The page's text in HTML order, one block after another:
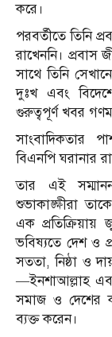
করে।
পরবর্তীতে তিনি
রাখেননি। প্রবাস
সাথে তিনি
দুঃখ এবং
গুরুত্বপূর্ণ খবর
সাংবাদিকতার
বিএনপি ঘরানার
তার এই
শুভাকাঙ্ক্ষীরা
এক
ভবিষ্যতে দেশ ও
সততা, নিষ্ঠা ও
—ইনশাআল্লাহ
সমাজ ও দেশের
ব্যক্ত করেন।